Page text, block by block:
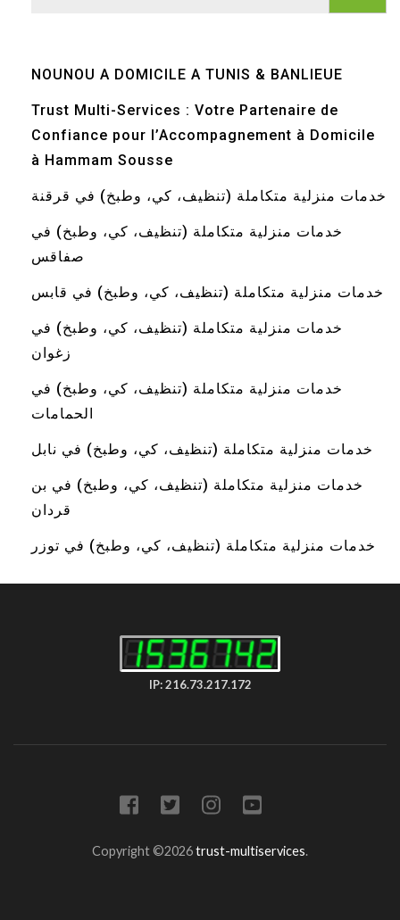
NOUNOU A DOMICILE A TUNIS & BANLIEUE
Trust Multi-Services : Votre Partenaire de
Confiance pour l’Accompagnement à Domicile
à Hammam Sousse
خدمات منزلية متكاملة (تنظيف، كي، وطبخ) في قرقنة
خدمات منزلية متكاملة (تنظيف، كي، وطبخ) في
صفاقس
خدمات منزلية متكاملة (تنظيف، كي، وطبخ) في قابس
خدمات منزلية متكاملة (تنظيف، كي، وطبخ) في
زغوان
خدمات منزلية متكاملة (تنظيف، كي، وطبخ) في
الحمامات
خدمات منزلية متكاملة (تنظيف، كي، وطبخ) في نابل
خدمات منزلية متكاملة (تنظيف، كي، وطبخ) في بن
قردان
خدمات منزلية متكاملة (تنظيف، كي، وطبخ) في توزر
IP: 216.73.217.172
Copyright ©2026trust-multiservices.